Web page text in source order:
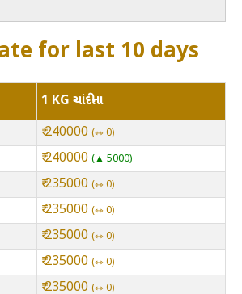
for last 10 days
1 KG ચાંદીના
₹ 240000 ⇿ 0
₹ 240000 ▲ 5000
₹ 235000 ⇿ 0
₹ 235000 ⇿ 0
₹ 235000 ⇿ 0
₹ 235000 ⇿ 0
₹ 235000 ⇿ 0